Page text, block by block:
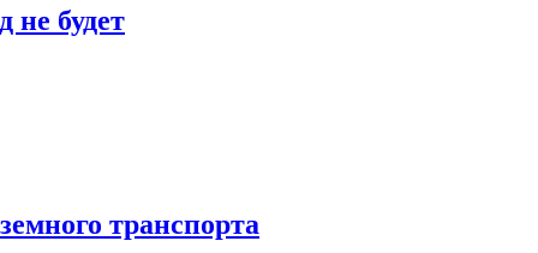
не будет
транспорта